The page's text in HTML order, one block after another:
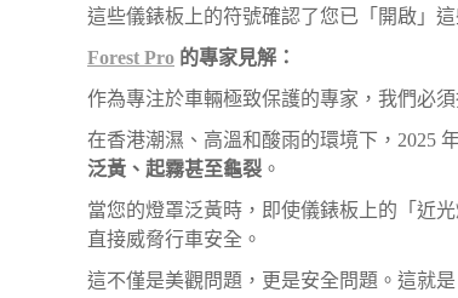
這些儀錶板上的符號確認了您已「開啟」
Forest Pro 的專家見解：
作為專注於車輛極致保護的專家，我們必
在香港潮濕、高溫和酸雨的環境下，2025
泛黃、起霧甚至龜裂 。
當您的燈罩泛黃時，即使儀錶板上的「近
直接威脅行車安全。
這不僅是美觀問題，更是安全問題。這就